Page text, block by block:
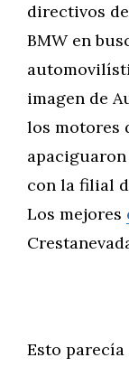
directivos
BMW en
imagen de
los motores
con la filial
Los mejores
Esto